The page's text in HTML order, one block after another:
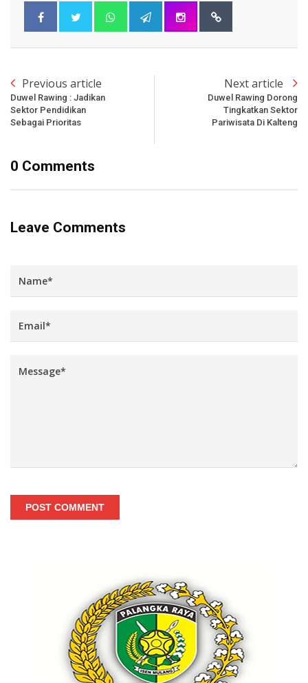
Previous article
Duwel Rawing : Jadikan
Sektor Pendidikan
Sebagai Prioritas
Next article
Duwel Rawing Dorong
Tingkatkan Sektor
Pariwisata Di Kalteng
0 Comments
Leave Comments
POST COMMENT